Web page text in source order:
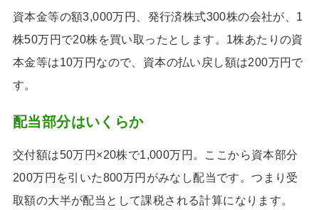
資本金等の額3,000万円、発行済株式300株の会社が、1
株50万円で20株を買い取ったとします。1株あたりの資
本金等は10万円なので、資本の払い戻し額は200万円で
す。
配当部分はいくらか
交付額は50万円×20株で1,000万円。ここから資本部分
200万円を引いた800万円がみなし配当です。つまり受
取額の大半が配当として課税される計算になります。